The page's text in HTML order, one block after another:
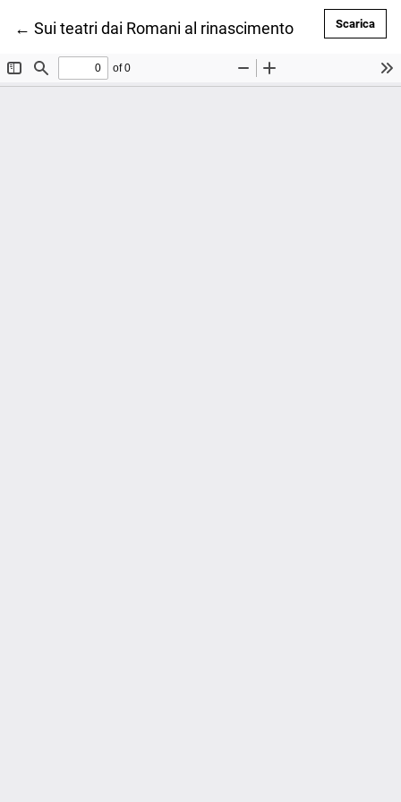
←Ritorna ai dettagli dell'articolo
Sui teatri dai Romani al rinascimento Italiano: una
Scarica